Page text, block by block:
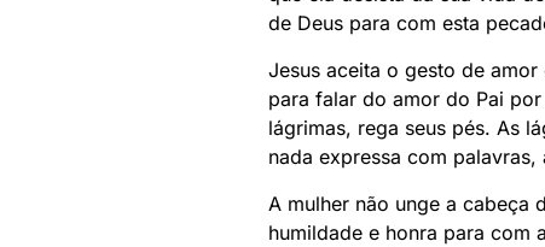
de Deus para com esta
Jesus aceita o gesto de
para falar do amor do Pai
lágrimas, rega seus pés. As
nada expressa com
A mulher não unge a cabeça
humildade e honra para com